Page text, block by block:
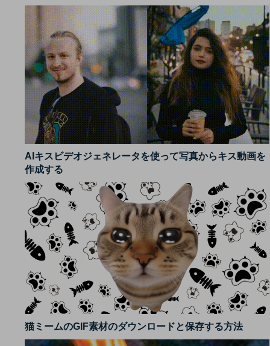
AIキスビデオジェネレータを使って写真からキス動画を
作成する
猫ミームのGIF素材のダウンロードと保存する方法